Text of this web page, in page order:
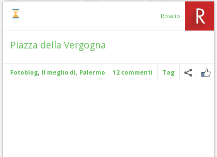
Rosalio
Piazza della Vergogna
Fotoblog, Il meglio di, Palermo 12 commenti Tag